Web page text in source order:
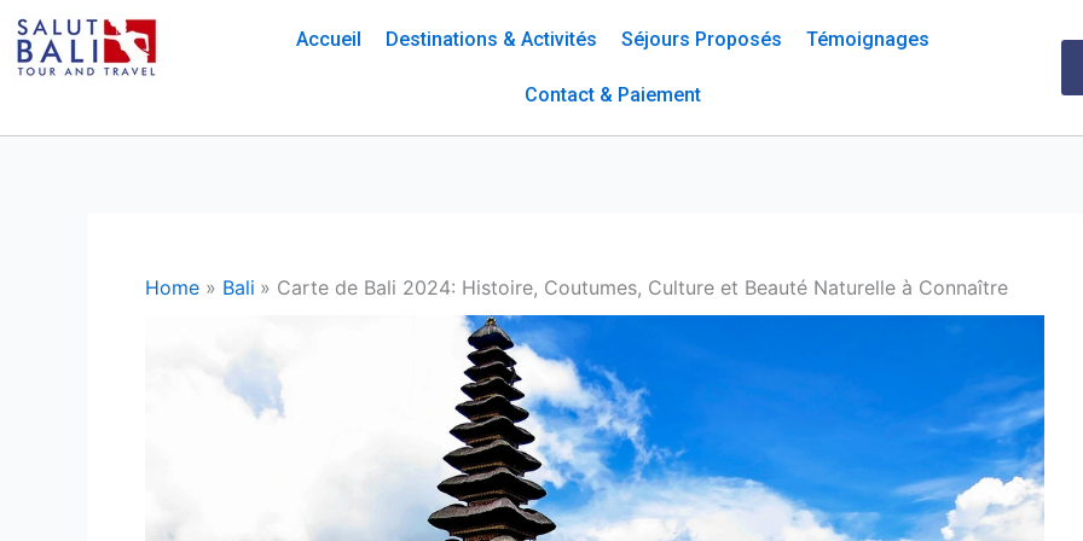
Skip
to
content
Accueil Destinations & Activités Séjours Proposés Témoignages
Contact & Paiement
Home Bali Carte de Bali 2024: Histoire, Coutumes, Culture et Beauté Naturelle à Connaître